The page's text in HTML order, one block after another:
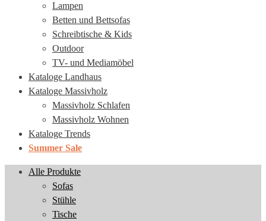
Lampen
Betten und Bettsofas
Schreibtische & Kids
Outdoor
TV- und Mediamöbel
Kataloge Landhaus
Kataloge Massivholz
Massivholz Schlafen
Massivholz Wohnen
Kataloge Trends
Summer Sale
Alle Produkte
Sofas
Stühle
Tische